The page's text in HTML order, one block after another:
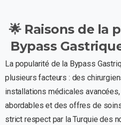
🌟 Raisons de la
Bypass
La popularité de la Bypass
plusieurs facteurs : des
installations médicales
abordables et des offres de
strict respect par la Turquie des